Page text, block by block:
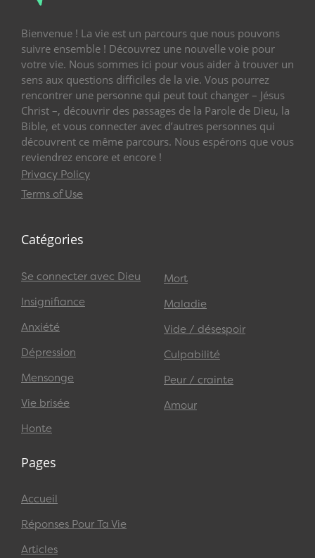
Bienvenue ! La vie est un parcours que nous pouvons
suivre ensemble ! Découvrez une nouvelle voie pour
votre vie. Nous sommes ici pour vous aider à trouver un
sens aux questions difficiles de la vie. Vous pourrez
rencontrer une personne qui peut tout changer – Jésus
Christ –, découvrir des passages de la Parole de Dieu, la
Bible, et vous connecter avec d’autres personnes qui
découvrent ce même parcours. Nous espérons que vous
reviendrez encore et encore !
Privacy Policy
Terms of Use
Catégories
Se connecter avec Dieu
Insignifiance
Anxiété
Dépression
Mensonge
Vie brisée
Honte
Mort
Maladie
Vide / désespoir
Culpabilité
Peur / crainte
Amour
Pages
Accueil
Réponses Pour Ta Vie
Articles